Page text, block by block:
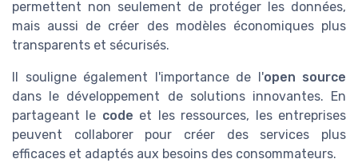
permettent non seulement de protéger les données,
mais aussi de créer des modèles économiques plus
transparents et sécurisés.
Il souligne également l'importance de l'open source
dans le développement de solutions innovantes. En
partageant le code et les ressources, les entreprises
peuvent collaborer pour créer des services plus
efficaces et adaptés aux besoins des consommateurs.